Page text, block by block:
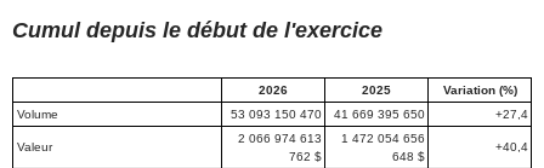
Cumul depuis le début de l'exercice
2026 2025
Variation (%)
Volume
53 093 150 470 41 669 395 650 +27,4
Valeur
2 066 974 613
762 $
1 472 054 656
648 $
+40,4